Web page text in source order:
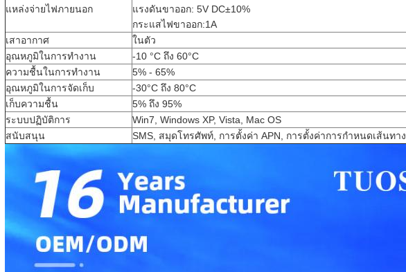
แหล่งจ่ายไฟภายนอก
แรงดันขาออก: 5V DC±10%
กระแสไฟขาออก:1A
เสาอากาศ
ในตัว
อุณหภูมิในการทำงาน
-10 °C ถึง 60°C
ความชื้นในการทำงาน
5% - 65%
อุณหภูมิในการจัดเก็บ
-30°C ถึง 80°C
เก็บความชื้น
5% ถึง 95%
ระบบปฏิบัติการ
Win7, Windows XP, Vista, Mac OS
สนับสนุน
SMS, สมุดโทรศัพท์, การตั้งค่า APN, การตั้งค่าการกำหนดเส้นทาง